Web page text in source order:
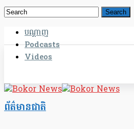
បណ្តាញ
Podcasts
Videos
ព័ត៌មានជាតិ